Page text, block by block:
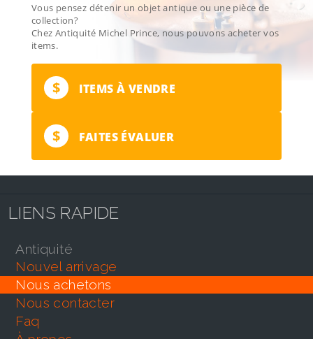
Vous pensez détenir un objet antique ou une pièce de
collection?
Chez Antiquité Michel Prince, nous pouvons acheter vos
items.
$ ITEMS À VENDRE
$ FAITES ÉVALUER
LIENS RAPIDE
antiquité
nouvel arrivage
nous achetons
nous contacter
faq